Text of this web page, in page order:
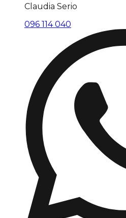
Claudia Serio
096 114 040